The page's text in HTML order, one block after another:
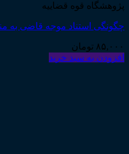
پژوهشگاه قوه قضاییه
چگونگی استناد موجه قاضی به
۸۵,۰۰۰ تومان
افزودن به سبد خرید